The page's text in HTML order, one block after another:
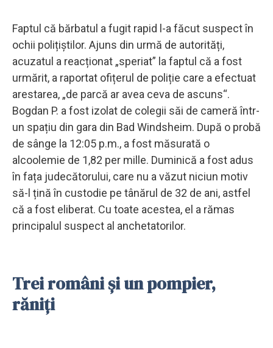
Faptul că bărbatul a fugit rapid l-a făcut suspect în
ochii polițiștilor. Ajuns din urmă de autorități,
acuzatul a reacționat „speriat” la faptul că a fost
urmărit, a raportat ofițerul de poliție care a efectuat
arestarea, „de parcă ar avea ceva de ascuns“.
Bogdan P. a fost izolat de colegii săi de cameră într-
un spațiu din gara din Bad Windsheim. După o probă
de sânge la 12:05 p.m., a fost măsurată o
alcoolemie de 1,82 per mille. Duminică a fost adus
în fața judecătorului, care nu a văzut niciun motiv
să-l țină în custodie pe tânărul de 32 de ani, astfel
că a fost eliberat. Cu toate acestea, el a rămas
principalul suspect al anchetatorilor.
Trei români și un pompier,
răniți